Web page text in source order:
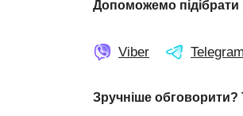
Допоможемо
Viber Telegram
Зручніше